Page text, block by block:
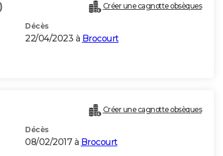
Créer une cagnotte obsèques
Décès
22/04/2023 à Brocourt
Créer une cagnotte obsèques
Décès
08/02/2017 à Brocourt